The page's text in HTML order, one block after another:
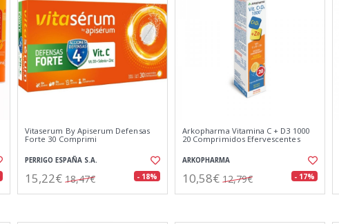
Vitaserum By Apiserum Defensas
Forte 30 Comprimi
PERRIGO ESPAÑA S.A.
15,22€ 18,47€ - 18%
Arkopharma Vitamina C + D3 1000
20 Comprimidos Efervescentes
ARKOPHARMA
10,58€ 12,79€ - 17%